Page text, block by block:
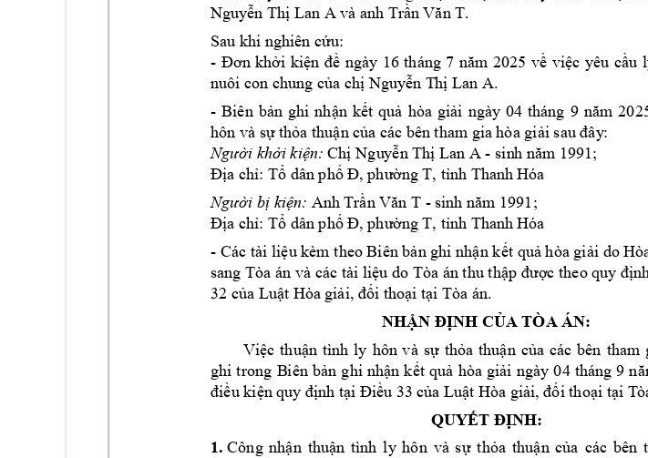
Nguyễn Thị Lan A và anh Trần Văn T.
Sau khi nghiên cứu:
- Đơn khởi kiện đề ngày 16 tháng 7 năm 2025 về việc yêu cầu
nuôi con chung của chị Nguyễn Thị Lan A.
- Biên bản ghi nhận kết quả hòa giải ngày 04 tháng 9 năm 2
hôn và sự thỏa thuận của các bên tham gia hòa giải sau đây:
Người khởi kiện: Chị Nguyễn Thị Lan A - sinh năm 1991;
Địa chỉ: Tổ dân phố Đ, phường T, tỉnh Thanh Hóa
Người bị kiện: Anh Trần Văn T - sinh năm 1991;
Địa chỉ: Tổ dân phố Đ, phường T, tỉnh Thanh Hóa
- Các tài liệu kèm theo Biên bản ghi nhận kết quả hòa giải do
sang Tòa án và các tài liệu do Tòa án thu thập được theo quy định
32 của Luật Hòa giải, đối thoại tại Tòa án.
NHẬN ĐỊNH CỦA TÒA ÁN:
Việc thuận tình ly hôn và sự thỏa thuận của các bên tham
ghi trong Biên bản ghi nhận kết quả hòa giải ngày 04 tháng 9 n
điều kiện quy định tại Điều 33 của Luật Hòa giải, đối thoại tại T
QUYẾT ĐỊNH:
1. Công nhận thuận tình ly hôn và sự thỏa thuận của các bên